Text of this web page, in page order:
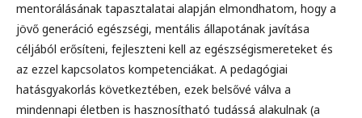
mentorálásának tapasztalatai alapján elmondhatom, hogy a
jövő generáció egészségi, mentális állapotának javítása
céljából erősíteni, fejleszteni kell az egészségismereteket és
az ezzel kapcsolatos kompetenciákat. A pedagógiai
hatásgyakorlás következtében, ezek belsővé válva a
mindennapi életben is hasznosítható tudássá alakulnak (a